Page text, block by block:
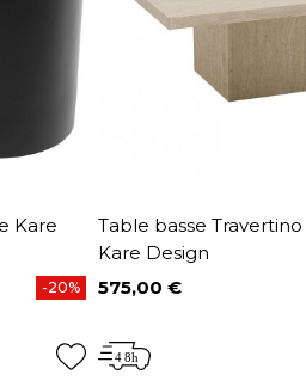
Kare
-20%
Table basse
Kare Design
Prix
575,00 €